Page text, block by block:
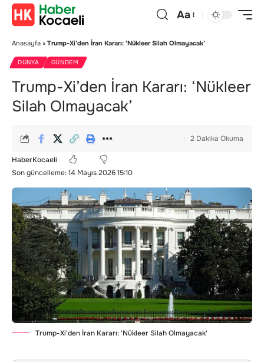
Aa
Anasayfa » Trump-Xi’den İran Kararı: ‘Nükleer Silah Olmayacak’
DÜNYA GÜNDEM
Trump-Xi’den İran Kararı: ‘Nükleer
Silah Olmayacak’
Son güncelleme: 14 Mayıs 2026 15:10
HaberKocaeli
2 Dakika Okuma
Trump-Xi'den İran Kararı: 'Nükleer Silah Olmayacak'